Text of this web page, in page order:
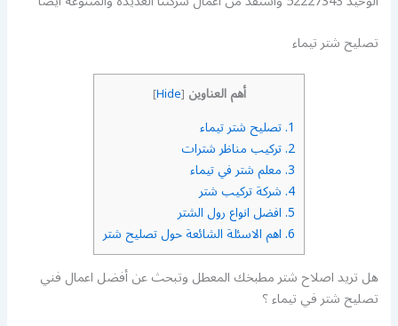
تصليح شتر تيماء
أهم العناوين [
Hide
]
1. تصليح شتر تيماء
2. تركيب مناظر شترات
3. معلم شتر في تيماء
4. شركة تركيب شتر
5. افضل انواع رول الشتر
6. اهم الاسئلة الشائعة حول تصليح شتر
هل تريد اصلاح شتر مطبخك المعطل وتبحث عن أفضل اعمال فني
تصليح شتر في تيماء ؟